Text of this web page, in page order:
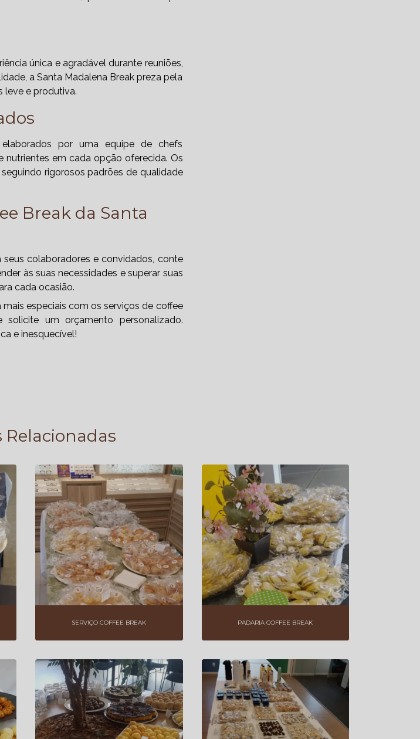
única e agradável durante reuniões,
a Santa Madalena Break preza pela
leve e produtiva.
por uma equipe de chefs
nutrientes em cada opção oferecida. Os
rigorosos padrões de qualidade
Break da Santa
colaboradores e convidados, conte
às suas necessidades e superar suas
cada ocasião.
especiais com os serviços de coffee
um orçamento personalizado.
e inesquecível!
KITS DE CAFÉ DA MANHÃ
SALGADOS PARA FESTA
SERVIÇOS DE BUFFET
SERVIÇOS DE CATERING VEGANO
SERVIÇOS DE COFFEE BREAK
EMPRESAS
Relacionadas
SERVIÇO COFFEE BREAK PADARIA COFFEE BREAK